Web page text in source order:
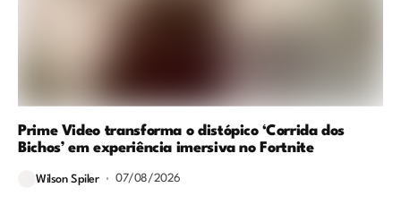
Prime Video transforma o distópico ‘Corrida dos
Bichos’ em experiência imersiva no Fortnite
Wilson Spiler 07/08/2026